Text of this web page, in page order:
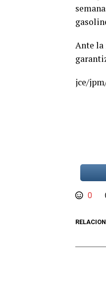
Ante la
jce/
0